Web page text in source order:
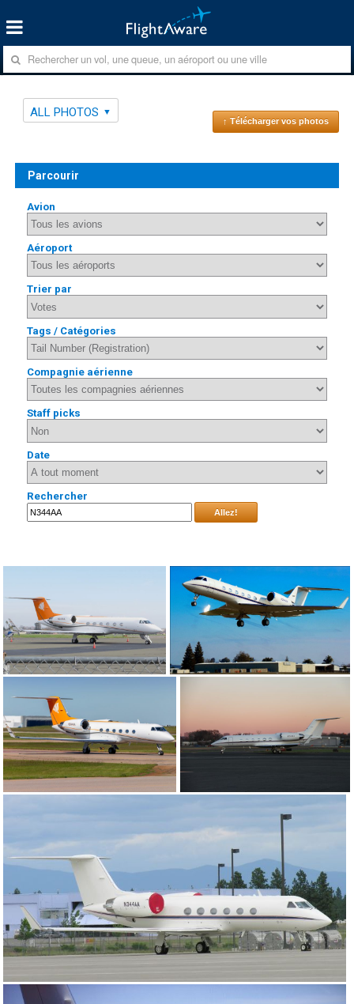
ALL PHOTOS
↑ Télécharger vos photos
Parcourir
Avion
Aéroport
Trier par
Tags / Catégories
Compagnie aérienne
Staff picks
Date
Rechercher
Allez!